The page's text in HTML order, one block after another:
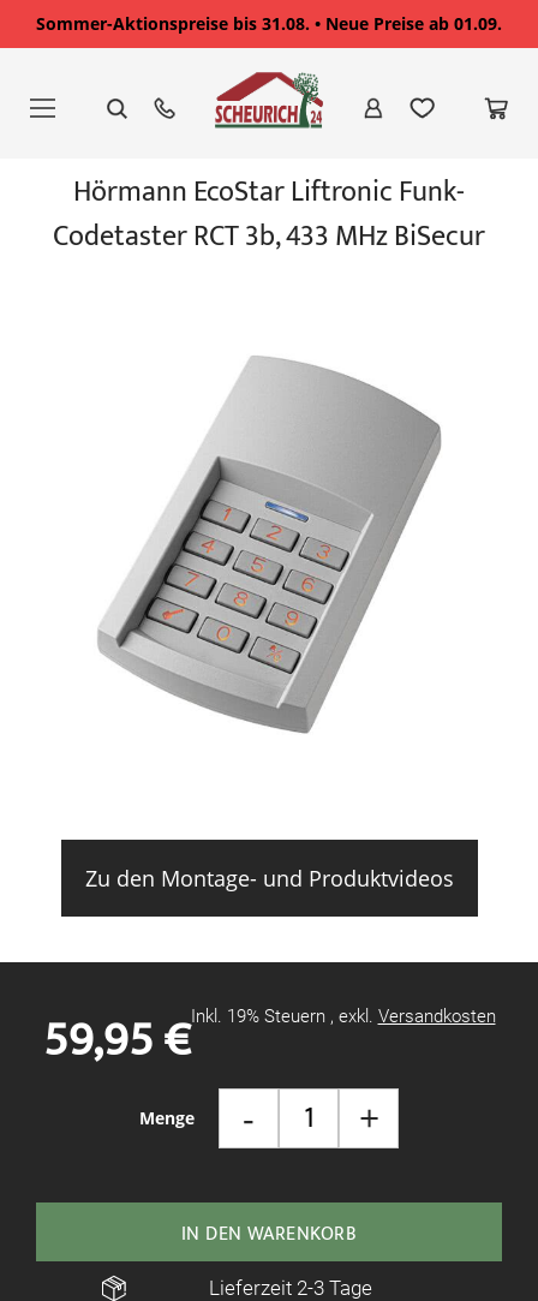
Sommer-Aktionspreise bis 31.08. • Neue Preise ab 01.09.
springen
Menge - +
59,95 €Inkl. 19% Steuern , exkl. Versandkosten
IN DEN WARENKORB
Lieferzeit 2-3 Tage
Bildgalerie
Hörmann EcoStar Liftronic Funk-
Codetaster RCT 3b, 433 MHz BiSecur
Zu den Montage- und Produktvideos